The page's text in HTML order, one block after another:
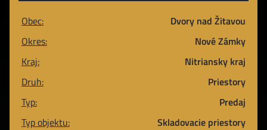
Obec:
Dvory nad Žitavou
Okres:
Nové Zámky
Kraj:
Nitriansky kraj
Druh:
Priestory
Typ:
Predaj
Typ objektu:
Skladovacie priestory